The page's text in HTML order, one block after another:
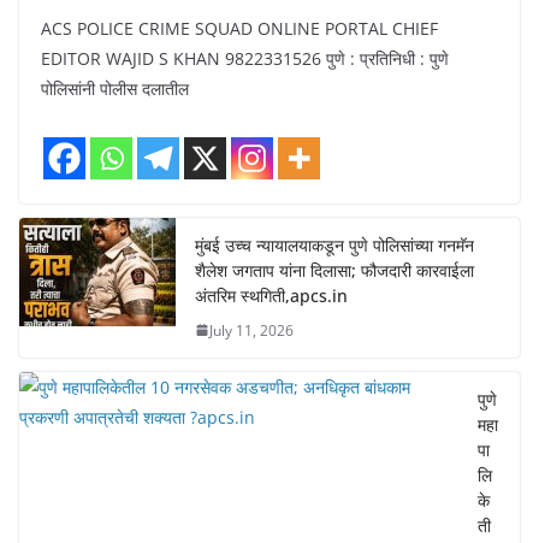
ACS POLICE CRIME SQUAD ONLINE PORTAL CHIEF
EDITOR WAJID S KHAN 9822331526 पुणे : प्रतिनिधी : पुणे
पोलिसांनी पोलीस दलातील
मुंबई उच्च न्यायालयाकडून पुणे पोलिसांच्या गनमॅन
शैलेश जगताप यांना दिलासा; फौजदारी कारवाईला
अंतरिम स्थगिती,apcs.in
July 11, 2026
पुणे
महा
पा
लि
के
ती